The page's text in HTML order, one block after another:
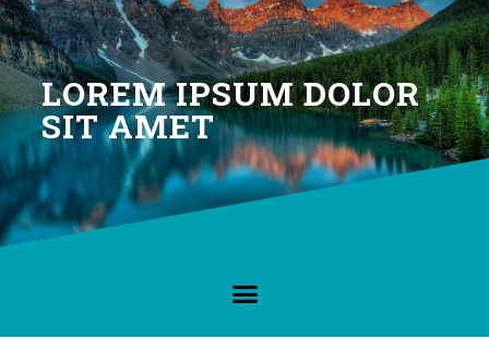
LOREM IPSUM DOLOR
SIT AMET